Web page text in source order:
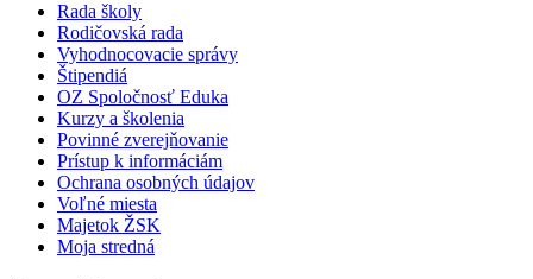
Rada školy
Rodičovská rada
Vyhodnocovacie správy
Štipendiá
OZ Spoločnosť Eduka
Kurzy a školenia
Povinné zverejňovanie
Prístup k informáciám
Ochrana osobných údajov
Voľné miesta
Majetok ŽSK
Moja stredná